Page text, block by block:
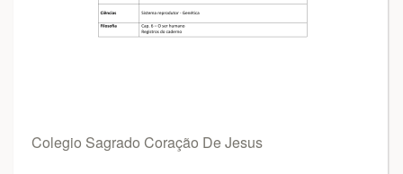
Colegio Sagrado Coração De Jesus